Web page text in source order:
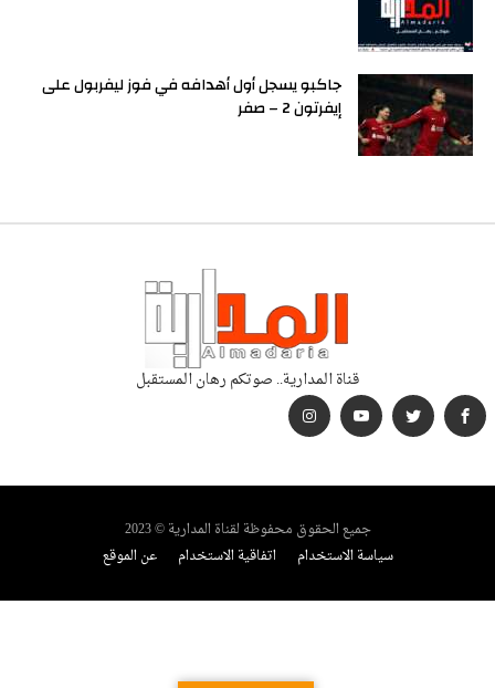
جاكبو يسجل أول أهدافه في فوز ليفربول على
إيفرتون 2 – صفر
قناة المدارية.. صوتكم رهان المستقبل
جميع الحقوق محفوظة لقناة المدارية © 2023
سياسة الاستخدام
اتفاقية الاستخدام عن الموقع